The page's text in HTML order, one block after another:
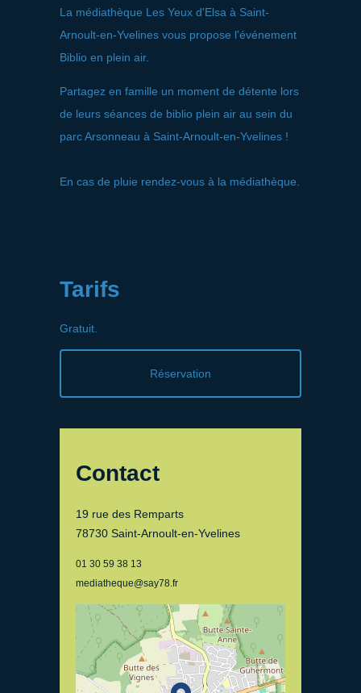
La médiathèque Les Yeux d'Elsa à Saint-
Arnoult-en-Yvelines vous propose l'événement
Biblio en plein air.
Partagez en famille un moment de détente lors
de leurs séances de biblio plein air au sein du
parc Arsonneau à Saint-Arnoult-en-Yvelines !
En cas de pluie rendez-vous à la médiathèque.
Tarifs
Gratuit.
Réservation
Contact
19 rue des Remparts
78730 Saint-Arnoult-en-Yvelines
01 30 59 38 13
mediatheque@say78.fr